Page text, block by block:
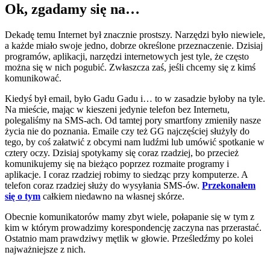
Ok, zgadamy się na…
Dekadę temu Internet był znacznie prostszy. Narzędzi było niewiele,
a każde miało swoje jedno, dobrze określone przeznaczenie. Dzisiaj
programów, aplikacji, narzędzi internetowych jest tyle, że często
można się w nich pogubić. Zwłaszcza zaś, jeśli chcemy się z kimś
komunikować.
Kiedyś był email, było Gadu Gadu i… to w zasadzie byłoby na tyle.
Na mieście, mając w kieszeni jedynie telefon bez Internetu,
polegaliśmy na SMS-ach. Od tamtej pory smartfony zmieniły nasze
życia nie do poznania. Emaile czy też GG najczęściej służyły do
tego, by coś załatwić z obcymi nam ludźmi lub umówić spotkanie w
cztery oczy. Dzisiaj spotykamy się coraz rzadziej, bo przecież
komunikujemy się na bieżąco poprzez rozmaite programy i
aplikacje. I coraz rzadziej robimy to siedząc przy komputerze. A
telefon coraz rzadziej służy do wysyłania SMS-ów. Przekonałem
się o tym całkiem niedawno na własnej skórze.
Obecnie komunikatorów mamy zbyt wiele, połapanie się w tym z
kim w którym prowadzimy korespondencję zaczyna nas przerastać.
Ostatnio mam prawdziwy mętlik w głowie. Prześledźmy po kolei
najważniejsze z nich.